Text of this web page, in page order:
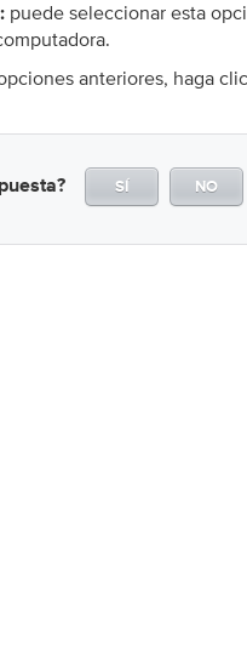
puede seleccionar esta
anteriores, haga
SÍ NO